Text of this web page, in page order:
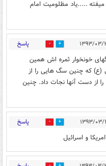
میفته .....یاد مظلومیت امام
0 پاسخ
خونخوار ثمره اش همین
(ع) که چنین سگ هایی را از
از دست آنها نجات داد. چنین
0 پاسخ
و اسرائیل